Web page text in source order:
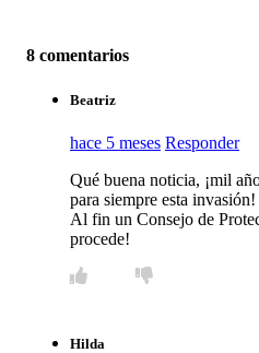
8 comentarios
Beatriz
hace 5 meses Responder
Qué buena noticia, ¡mil
para siempre esta invasión!
Al fin un Consejo de
procede!
Hilda